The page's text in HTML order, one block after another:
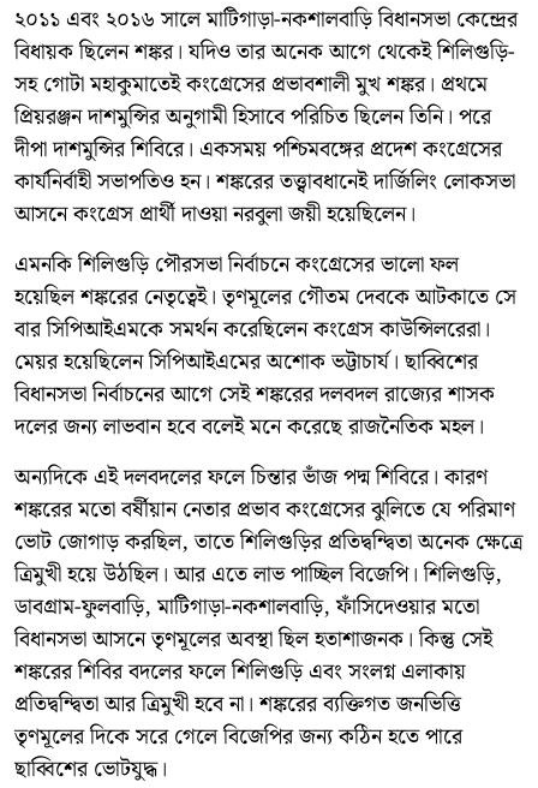
২০১১ এবং ২০১৬ সালে মাটিগাড়া-নকশালবাড়ি বিধানসভা কেন্দ্রের
বিধায়ক ছিলেন শঙ্কর। যদিও তার অনেক আগে থেকেই শিলিগুড়ি-
সহ গোটা মহাকুমাতেই কংগ্রেসের প্রভাবশালী মুখ শঙ্কর। প্রথমে
প্রিয়রঞ্জন দাশমুন্সির অনুগামী হিসাবে পরিচিত ছিলেন তিনি। পরে
দীপা দাশমুন্সির শিবিরে। একসময় পশ্চিমবঙ্গের প্রদেশ কংগ্রেসের
কার্যনির্বাহী সভাপতিও হন। শঙ্করের তত্ত্বাবধানেই দার্জিলিং লোকসভা
আসনে কংগ্রেস প্রার্থী দাওয়া নরবুলা জয়ী হয়েছিলেন।
এমনকি শিলিগুড়ি পৌরসভা নির্বাচনে কংগ্রেসের ভালো ফল
হয়েছিল শঙ্করের নেতৃত্বেই। তৃণমূলের গৌতম দেবকে আটকাতে সে
বার সিপিআইএমকে সমর্থন করেছিলেন কংগ্রেস কাউন্সিলরেরা।
মেয়র হয়েছিলেন সিপিআইএমের অশোক ভট্টাচার্য। ছাব্বিশের
বিধানসভা নির্বাচনের আগে সেই শঙ্করের দলবদল রাজ্যের শাসক
দলের জন্য লাভবান হবে বলেই মনে করেছে রাজনৈতিক মহল।
অন্যদিকে এই দলবদলের ফলে চিন্তার ভাঁজ পদ্ম শিবিরে। কারণ
শঙ্করের মতো বর্ষীয়ান নেতার প্রভাব কংগ্রেসের ঝুলিতে যে পরিমাণ
ভোট জোগাড় করছিল, তাতে শিলিগুড়ির প্রতিদ্বন্দ্বিতা অনেক ক্ষেত্রে
ত্রিমুখী হয়ে উঠছিল। আর এতে লাভ পাচ্ছিল বিজেপি। শিলিগুড়ি,
ডাবগ্রাম-ফুলবাড়ি, মাটিগাড়া-নকশালবাড়ি, ফাঁসিদেওয়ার মতো
বিধানসভা আসনে তৃণমূলের অবস্থা ছিল হতাশাজনক। কিন্তু সেই
শঙ্করের শিবির বদলের ফলে শিলিগুড়ি এবং সংলগ্ন এলাকায়
প্রতিদ্বন্দ্বিতা আর ত্রিমুখী হবে না। শঙ্করের ব্যক্তিগত জনভিত্তি
তৃণমূলের দিকে সরে গেলে বিজেপির জন্য কঠিন হতে পারে
ছাব্বিশের ভোটযুদ্ধ।